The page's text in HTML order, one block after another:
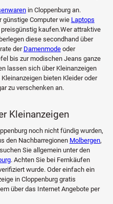
in Cloppenburg an.
günstige Computer wie Laptops
kaufen.Wer attraktive
diese secondhand über
der Damenmodeoder
bis zur modischen Jeans ganze
lassen sich über Kleinanzeigen
bieten Kleider oder
zu verschenken an.
Kleinanzeigen
noch nicht fündig wurden,
den Nachbarregionen Molbergen,
Sie allgemein unter den
. Achten Sie bei Fernkäufen
wurde. Oder einfach ein
in Cloppenburg gratis
über das Internet Angebote per